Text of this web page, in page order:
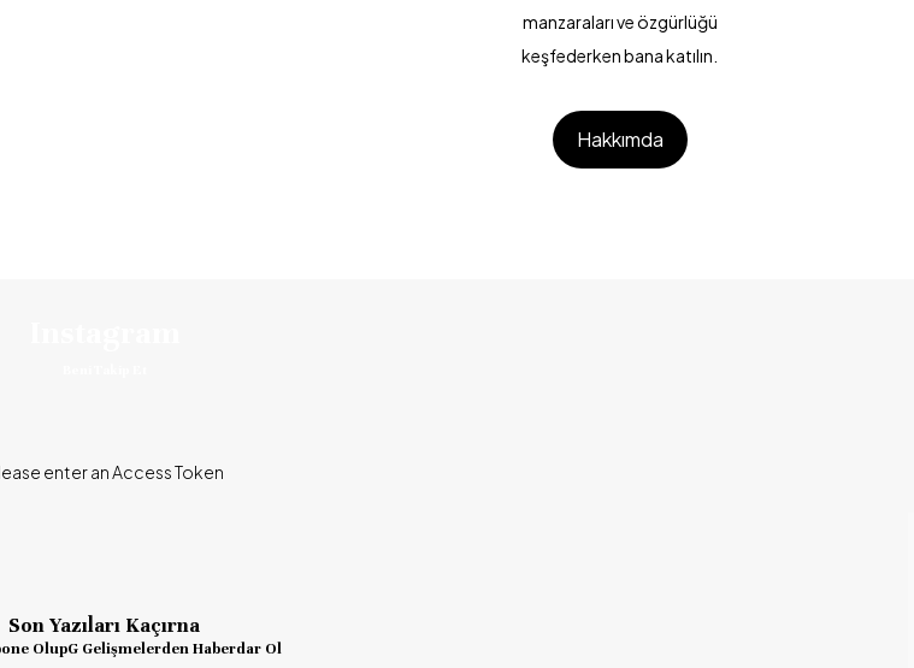
manzaraları ve özgürlüğü
keşfederken bana katılın.
Hakkımda
enter an Access Token
Son Yazıları Kaçırna
OlupG Gelişmelerden Haberdar Ol